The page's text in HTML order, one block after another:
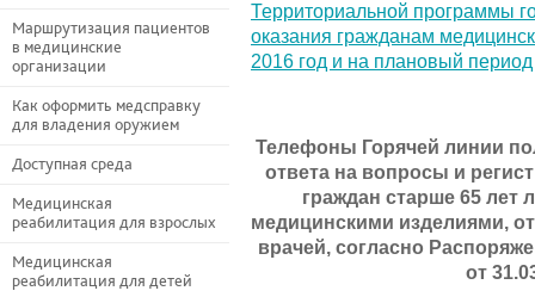
Маршрутизация пациентов
в медицинские
организации
Как оформить медсправку
для владения оружием
Доступная среда
Медицинская
реабилитация для взрослых
Медицинская
реабилитация для детей
Территориальной программы
оказания гражданам
2016 год и на плановый
Телефоны Горячей линии
ответа на вопросы и
граждан старше 65 лет
медицинскими изделиями,
врачей, согласно
от